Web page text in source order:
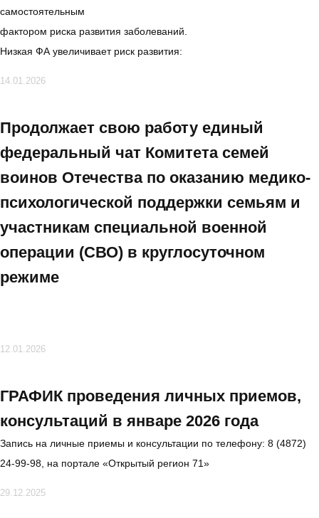
самостоятельным
фактором риска развития заболеваний.
Низкая ФА увеличивает риск развития:
14.01.2026
Продолжает свою работу единый
федеральный чат Комитета семей
воинов Отечества по оказанию медико-
психологической поддержки семьям и
участникам специальной военной
операции (СВО) в круглосуточном
режиме
12.01.2026
ГРАФИК проведения личных приемов,
консультаций в январе 2026 года
Запись на личные приемы и консультации по телефону: 8 (4872)
24-99-98, на портале «Открытый регион 71»
29.12.2025